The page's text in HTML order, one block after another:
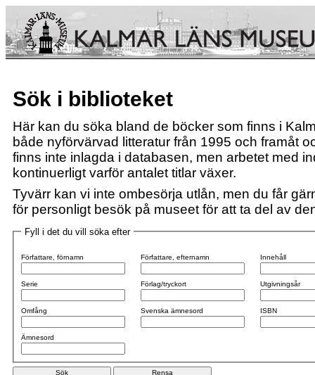
Sök i biblioteket
Här kan du söka bland de böcker som finns i
både nyförvärvad litteratur från 1995 och framåt
finns inte inlagda i databasen, men arbetet med
kontinuerligt varför antalet titlar växer.
Tyvärr kan vi inte ombesörja utlån, men du får
för personligt besök på museet för att ta del av
Fyll i det du vill söka efter
Författare, förnamn
Serie
Omfång
Ämnesord
Författare, efternamn
Förlag/tryckort
Svenska ämnesord
Innehåll
Utgivningsår
ISBN